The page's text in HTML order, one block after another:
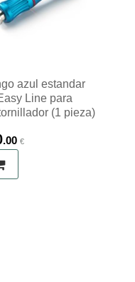
azul estandar
Line para
(1 pieza)
.00 €